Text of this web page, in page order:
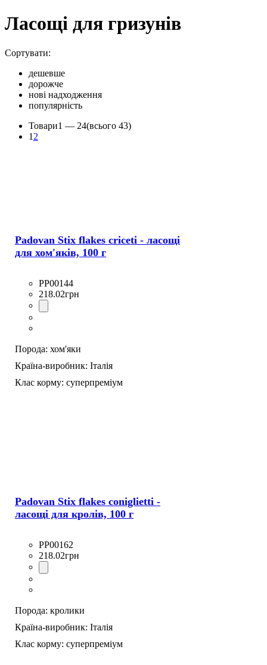
Ласощі для гризунів
Сортувати:
дешевше
дорожче
нові надходження
популярність
Товари1 — 24(всього 43)
1 2
Padovan Stix flakes criceti - ласощі
для хом'яків, 100 г
PP00144
218.02грн
Порода: хом'яки
Країна-виробник: Італія
Клас корму: суперпреміум
Padovan Stix flakes coniglietti -
ласощі для кролів, 100 г
PP00162
218.02грн
Порода: кролики
Країна-виробник: Італія
Клас корму: суперпреміум